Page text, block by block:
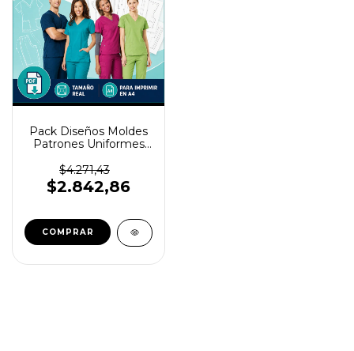
Pack Diseños Moldes
Patrones Uniformes
$4.271,43
$2.842,86